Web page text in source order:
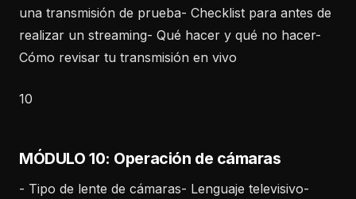
una transmisión de prueba- Checklist para antes de
realizar un streaming- Qué hacer y qué no hacer-
Cómo revisar tu transmisión en vivo
10
MÓDULO 10: Operación de cámaras
- Tipo de lente de cámaras- Lenguaje televisivo-